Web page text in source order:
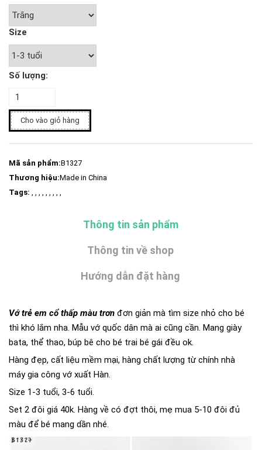
Size
Số lượng:
Cho vào giỏ hàng
Mã sản phẩm:B1327
Thương hiệu:Made in China
Tags: , , , , , , , , ,
Thông tin sản phẩm
Thông tin về shop
Hướng dẫn đặt hàng
Vớ trẻ em cổ thấp màu trơn đơn giản mà tìm size nhỏ cho bé
thì khó lắm nha. Mẫu vớ quốc dân mà ai cũng cần. Mang giày
bata, thể thao, búp bê cho bé trai bé gái đều ok.
Hàng đẹp, cất liệu mềm mại, hàng chất lượng từ chính nhà
máy gia công vớ xuất Hàn.
Size 1-3 tuổi, 3-6 tuổi.
Set 2 đôi giá 40k. Hàng về có đợt thôi, mẹ mua 5-10 đôi đủ
màu để bé mang dần nhé.